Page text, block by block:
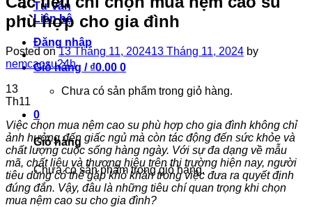
Tư vấn
Liên hệ
Đăng nhập
Giỏ hàng / ₫0.00 0
Chưa có sản phẩm trong giỏ hàng.
0
Giỏ hàng
Chưa có sản phẩm trong giỏ hàng.
phù hợp cho gia đình
Posted on13 Tháng 11, 202413 Tháng 11, 2024 by
nemcaosu24h
13
Th11
Việc chọn mua nệm cao su phù hợp cho gia đình không chỉ
ảnh hưởng đến giấc ngủ mà còn tác động đến sức khỏe và
chất lượng cuộc sống hàng ngày. Với sự đa dạng về mẫu
mã, chất liệu và thương hiệu trên thị trường hiện nay, người
tiêu dùng có thể gặp khó khăn trong việc đưa ra quyết định
đúng đắn. Vậy, đâu là những tiêu chí quan trọng khi chọn
mua nệm cao su cho gia đình?